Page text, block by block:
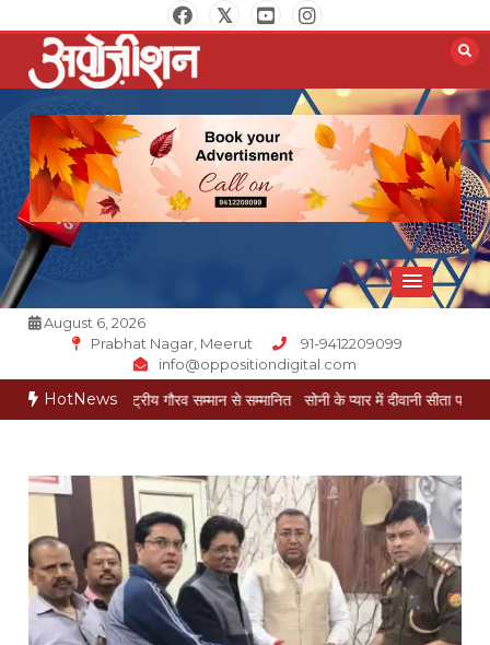
to
content
Opposition Digital
August 6, 2026
Prabhat Nagar, Meerut
91-9412209099
info@oppositiondigital.com
HotNews
राष्ट्रीय गौरव सम्मान से सम्मानित सोनी के प्यार में दीवानी सीता पहुंची मेरठ सोनी के